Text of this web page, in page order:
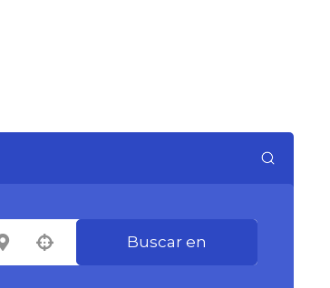
Seleccione la ubicación Buscar en